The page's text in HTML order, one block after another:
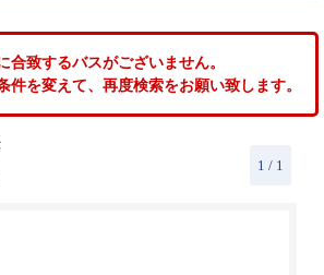
合致するバスがございません。
件を変えて、再度検索をお願い致します。
1 / 1